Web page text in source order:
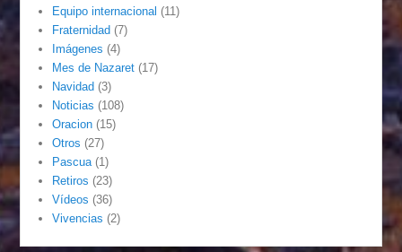
Equipo internacional (11)
Fraternidad (7)
Imágenes (4)
Mes de Nazaret (17)
Navidad (3)
Noticias (108)
Oracion (15)
Otros (27)
Pascua (1)
Retiros (23)
Vídeos (36)
Vivencias (2)